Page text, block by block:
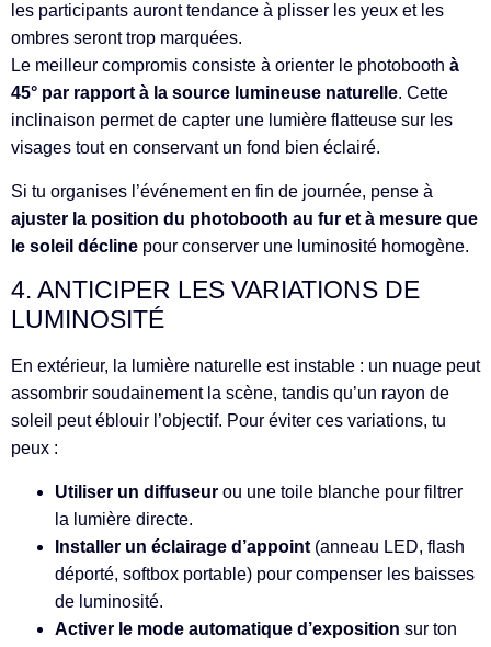
les participants auront tendance à plisser les yeux et les
ombres seront trop marquées.
Le meilleur compromis consiste à orienter le photobooth à
45° par rapport à la source lumineuse naturelle. Cette
inclinaison permet de capter une lumière flatteuse sur les
visages tout en conservant un fond bien éclairé.
Si tu organises l’événement en fin de journée, pense à
ajuster la position du photobooth au fur et à mesure que
le soleil décline pour conserver une luminosité homogène.
4. ANTICIPER LES VARIATIONS DE
LUMINOSITÉ
En extérieur, la lumière naturelle est instable : un nuage peut
assombrir soudainement la scène, tandis qu’un rayon de
soleil peut éblouir l’objectif. Pour éviter ces variations, tu
peux :
Utiliser un diffuseur ou une toile blanche pour filtrer
la lumière directe.
Installer un éclairage d’appoint (anneau LED, flash
déporté, softbox portable) pour compenser les baisses
de luminosité.
Activer le mode automatique d’exposition sur ton